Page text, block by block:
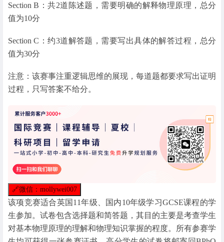
Section B：共2道陈述题，需要明确的解释物理原理，总分
值为10分
Section C：约3道解答题，需要写出具体的解答过程，总分
值为30分
注意：该赛事注重逻辑思维的展现，每道题都要求写出证明
过程，只写答案不给分。
🔗微信：mollywei007
该项竞赛适合英国11年级、国内10年级学习GCSE课程的学
生参加。试卷包含选择题和简答题，其目的主要是考查学生
对基本物理原理的理解和物理知识掌握的程度。所有参赛学